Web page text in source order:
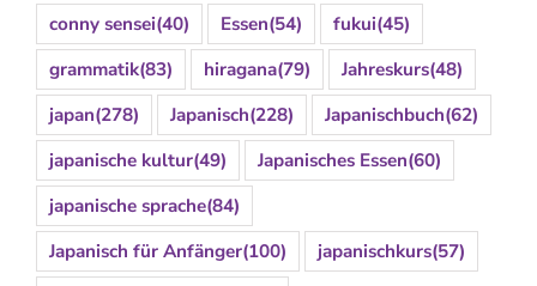
conny sensei(40) Essen(54) fukui(45)
grammatik(83) hiragana(79) Jahreskurs(48)
japan(278) Japanisch(228) Japanischbuch(62)
japanische kultur(49) Japanisches Essen(60)
japanische sprache(84)
Japanisch für Anfänger(100) japanischkurs(57)